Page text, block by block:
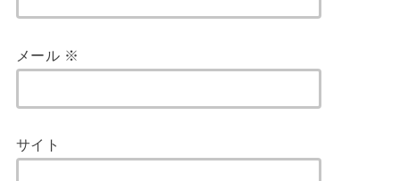
メール ※
サイト